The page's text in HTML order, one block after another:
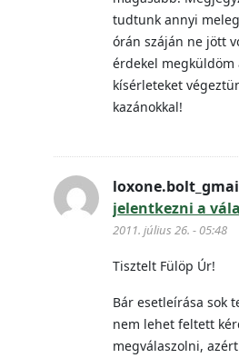
tudtunk annyi
órán száján ne jött
érdekel megküldöm
kísérleteket
kazánokkal!
jelentkezni a
2011. július 26. - 05:48
Tisztelt Fülöp Úr!
Bár esetleírása sok
nem lehet feltett
megválaszolni,